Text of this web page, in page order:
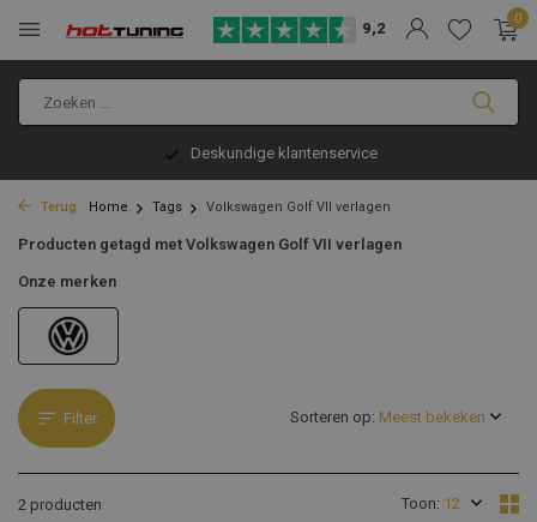
9,2
0
Deskundige klantenservice
Terug Home Tags Volkswagen Golf VII verlagen
Producten getagd met Volkswagen Golf VII verlagen
Onze merken
Filter
2 producten Toon:
Sorteren op: